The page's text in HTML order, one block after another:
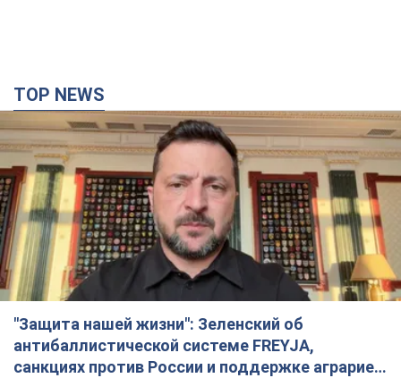
TOP NEWS
"Защита нашей жизни": Зеленский об
антибаллистической системе FREYJA,
санкциях против России и поддержке аграриев.